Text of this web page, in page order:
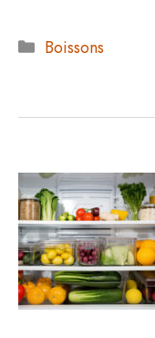
Catégories
Boissons